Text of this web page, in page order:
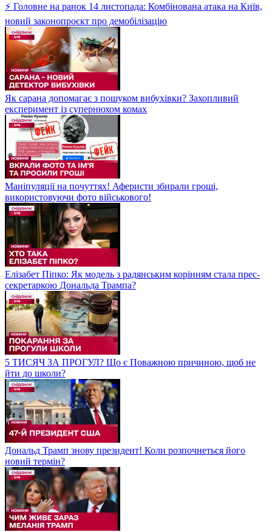
⚡ Головне на ранок 14 листопада: Комбінована атака на Київ,
новий законопроєкт про демобілізацію
Як сарана допомагає з пошуком вибухівки? Захопливий
експеримент із супернюхом комах
Маніпуляції на почуттях! Аферисти збирали гроші,
використовуючи фото військового!
Елізабет Піпко: Як модель з радянським корінням стала прес-
секретаркою Дональда Трампа?
5 ТИСЯЧ ЗА ПРОГУЛ? Що є Поважною причиною, щоб не
йти до школи?
Дональд Трамп знову президент! Коли розпочнеться його
новий термін?